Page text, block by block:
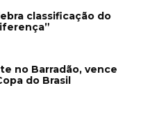
classificação do
no Barradão, vence
do Brasil